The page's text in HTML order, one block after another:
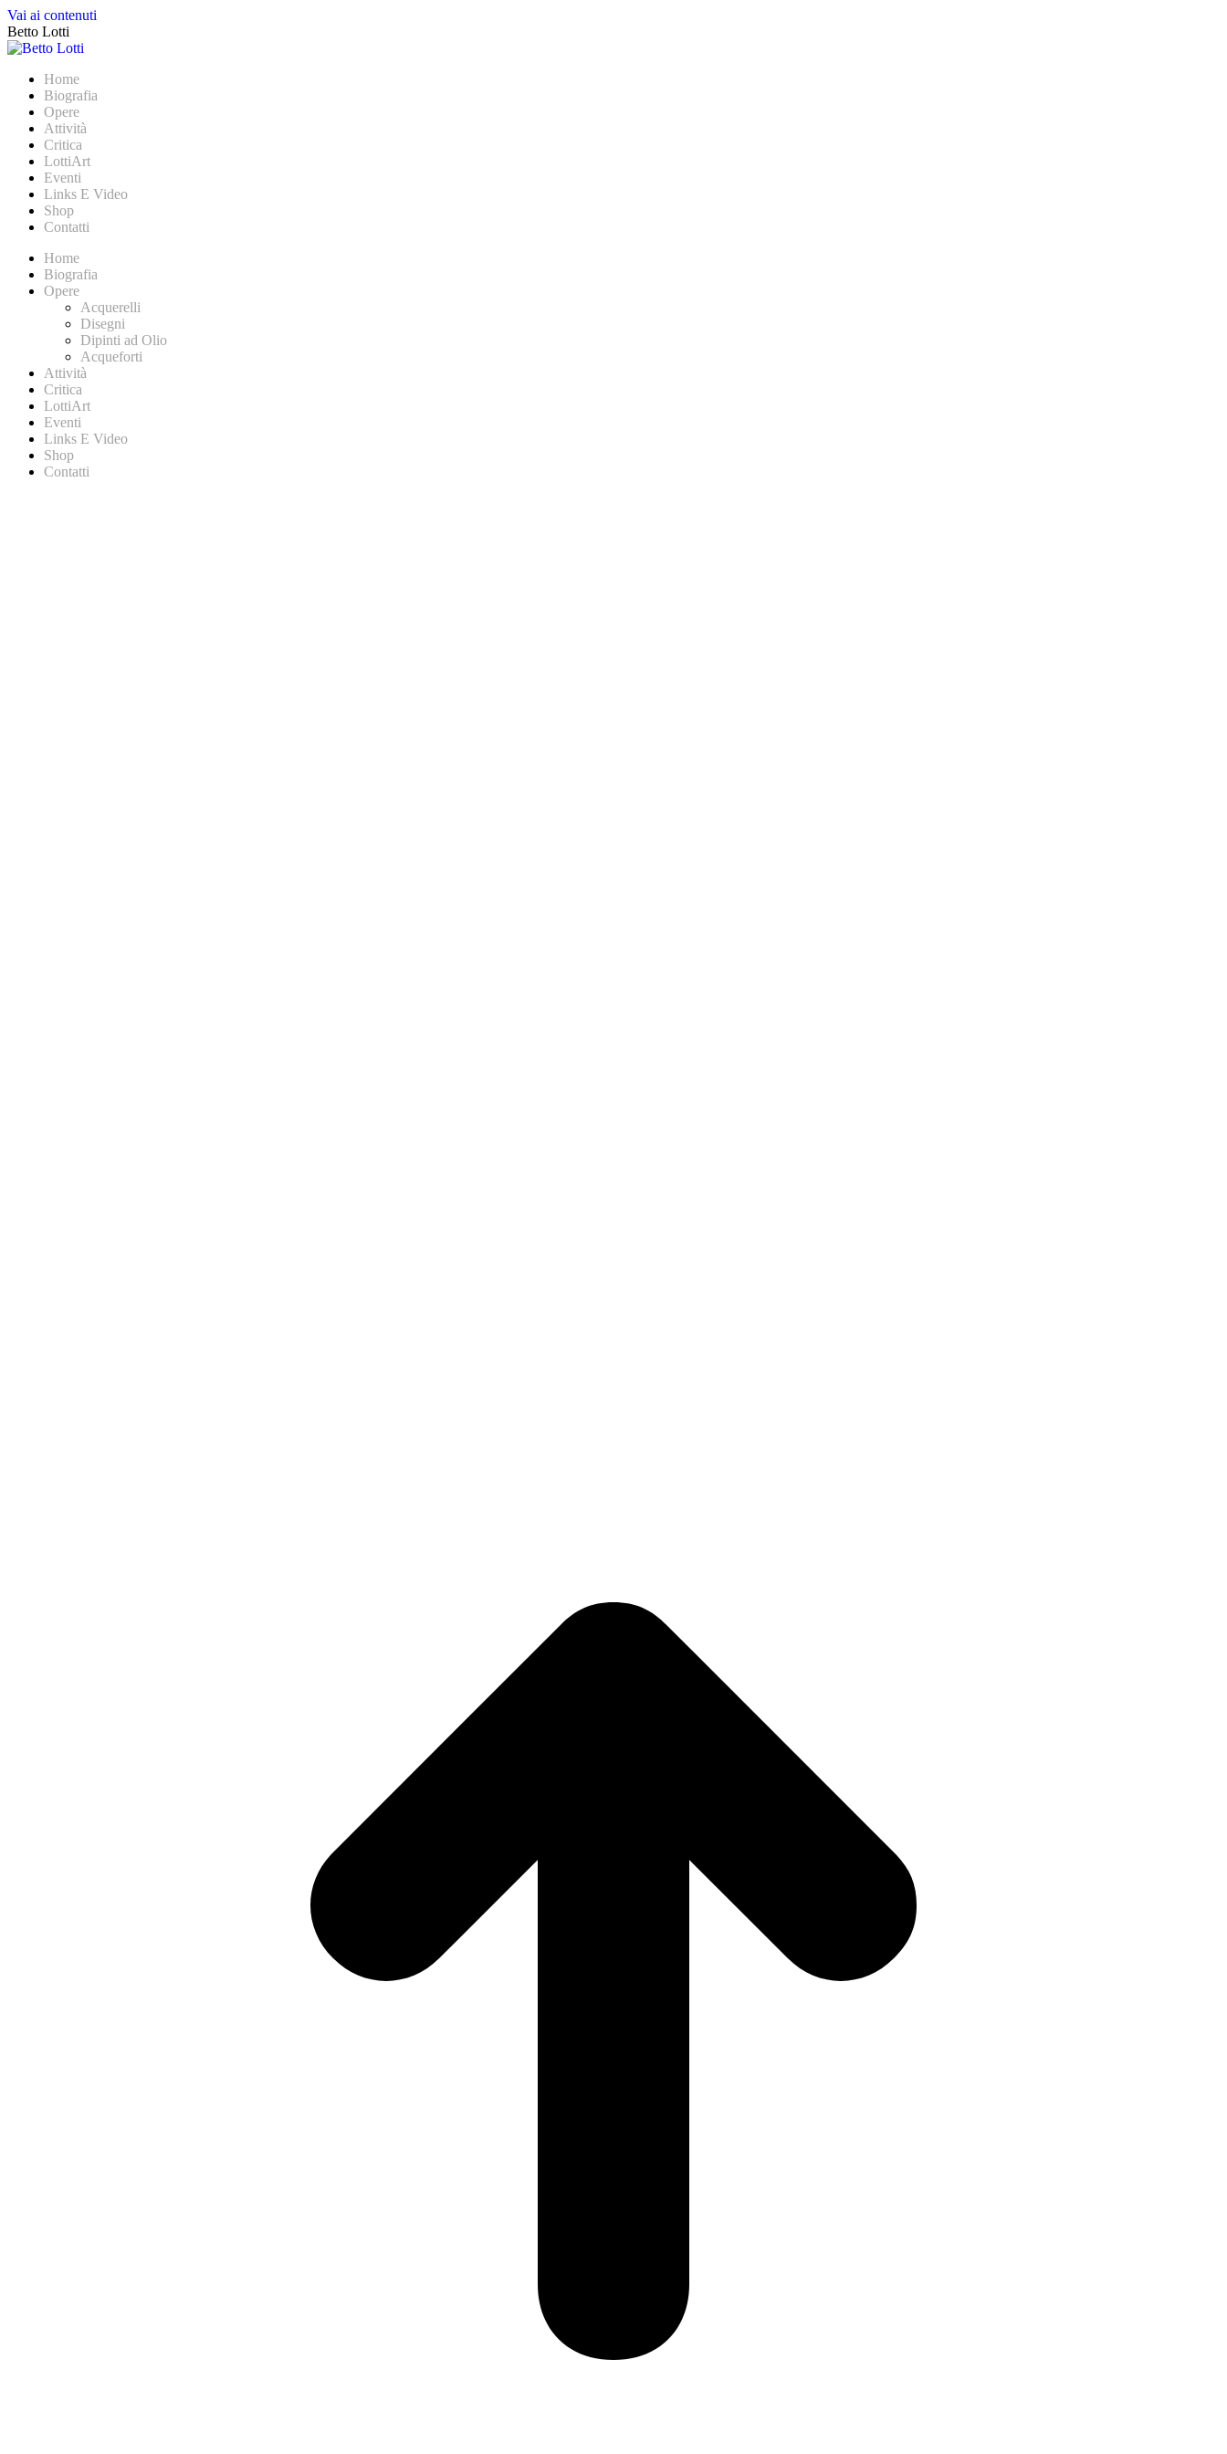
Vai ai contenuti
Betto Lotti
Home
Biografia
Opere
Attività
Critica
LottiArt
Eventi
Links E Video
Shop
Contatti
Home
Biografia
Opere
Acquerelli
Disegni
Dipinti ad Olio
Acqueforti
Attività
Critica
LottiArt
Eventi
Links E Video
Shop
Contatti